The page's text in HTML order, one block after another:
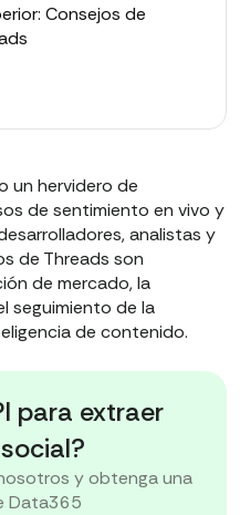
Consejos de
un hervidero de
de sentimiento en vivo y
analistas y
de Threads son
de mercado, la
seguimiento de la
de contenido.
para extraer
y obtenga una
Data365